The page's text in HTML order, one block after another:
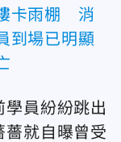
卡雨棚 消
到場已明顯
學員紛紛跳出
薔就自曝曾受